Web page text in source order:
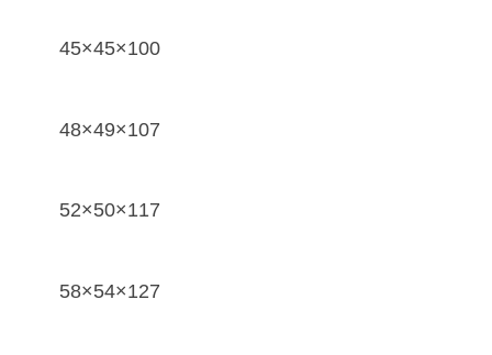
45×45×100
48×49×107
52×50×117
58×54×127